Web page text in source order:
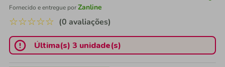
Fornecido e entregue porZanline
☆☆☆☆☆ (0 avaliações)
Última(s) 3 unidade(s)